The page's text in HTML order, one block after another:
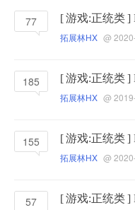
77 [游戏:正统类]
拓展林HX @
185 [游戏:正统类]
拓展林HX @
155 [游戏:正统类]
拓展林HX @
57 [游戏:正统类]